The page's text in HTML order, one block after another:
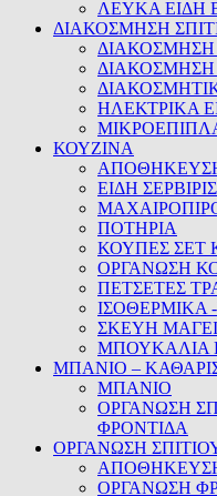
ΛΕΥΚΑ ΕΙΔΗ
ΔΙΑΚΟΣΜΗΣΗ
ΔΙΑΚΟΣΜΗΣΗ
ΔΙΑΚΟΣΜΗΣΗ
ΗΛΕΚΤΡΙΚΑ
ΚΟΥΖΙΝΑ
ΕΙΔΗ
ΠΟΤΗΡΙΑ
ΚΟΥΠΕΣ ΣΕΤ
ΟΡΓΑΝΩΣΗ
ΠΕΤΣΕΤΕΣ
ΙΣΟΘΕΡΜΙΚΑ
ΣΚΕΥΗ
ΜΠΟΥΚΑΛΙΑ
ΜΠΑΝΙΟ –
ΜΠΑΝΙΟ
ΟΡΓΑΝΩΣΗ
ΦΡΟΝΤΙΔΑ
ΟΡΓΑΝΩΣΗ
ΟΡΓΑΝΩΣΗ